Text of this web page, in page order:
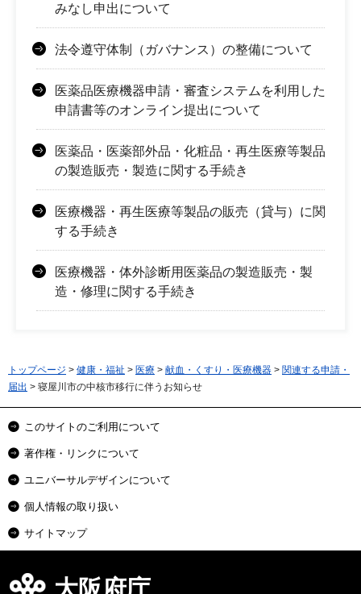
みなし申出について
法令遵守体制（ガバナンス）の整備について
医薬品医療機器申請・審査システムを利用した
申請書等のオンライン提出について
医薬品・医薬部外品・化粧品・再生医療等製品
の製造販売・製造に関する手続き
医療機器・再生医療等製品の販売（貸与）に関
する手続き
医療機器・体外診断用医薬品の製造販売・製
造・修理に関する手続き
トップページ > 健康・福祉 > 医療 > 献血・くすり・医療機器 > 関連する申請・
届出 > 寝屋川市の中核市移行に伴うお知らせ
このサイトのご利用について
著作権・リンクについて
ユニバーサルデザインについて
個人情報の取り扱い
サイトマップ
大阪府庁